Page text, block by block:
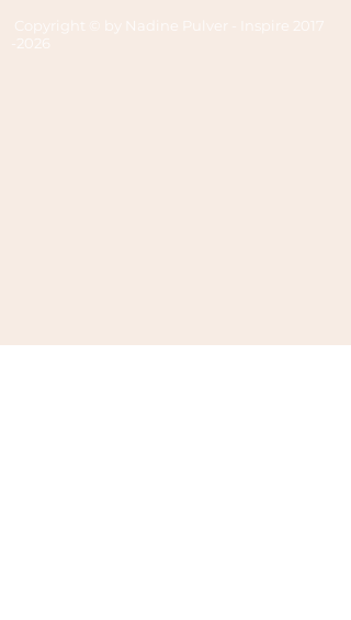
Copyright © by Nadine Pulver - Inspire
2017
-2026